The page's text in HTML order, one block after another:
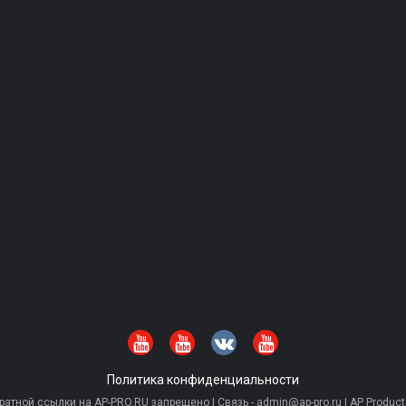
Политика конфиденциальности
ссылки на AP-PRO.RU запрещено | Связь - admin@ap-pro.ru | AP